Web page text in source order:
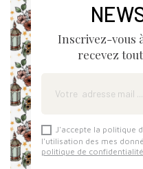
Inscrivez-vous
recevez
J'accepte la politique
l'utilisation des mes
politique de confidentialité